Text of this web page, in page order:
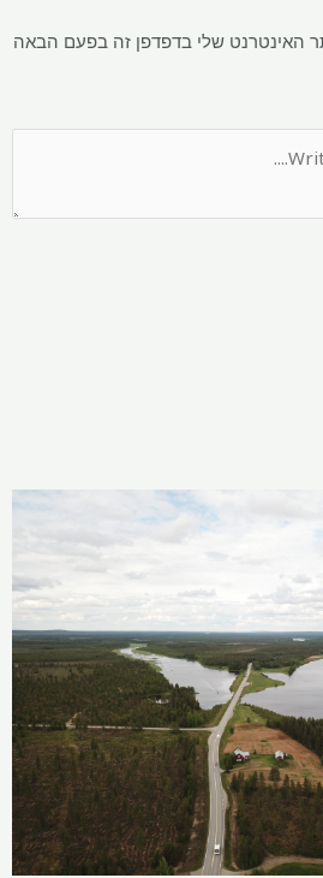
האינטרנט שלי בדפדפן זה בפעם הבאה